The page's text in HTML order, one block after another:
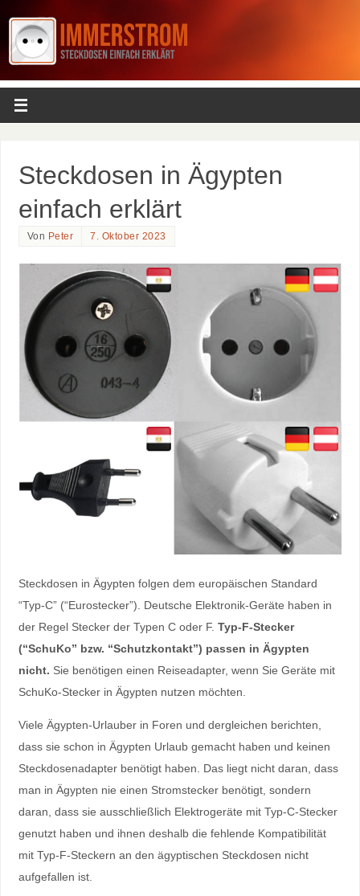
Steckdosen in Ägypten
einfach erklärt
Von Peter 7. Oktober 2023
Steckdosen in Ägypten folgen dem europäischen Standard
“Typ-C” (“Eurostecker”). Deutsche Elektronik-Geräte haben in
der Regel Stecker der Typen C oder F. Typ-F-Stecker
(“SchuKo” bzw. “Schutzkontakt”) passen in Ägypten
nicht. Sie benötigen einen Reiseadapter, wenn Sie Geräte mit
SchuKo-Stecker in Ägypten nutzen möchten.
Viele Ägypten-Urlauber in Foren und dergleichen berichten,
dass sie schon in Ägypten Urlaub gemacht haben und keinen
Steckdosenadapter benötigt haben. Das liegt nicht daran, dass
man in Ägypten nie einen Stromstecker benötigt, sondern
daran, dass sie ausschließlich Elektrogeräte mit Typ-C-Stecker
genutzt haben und ihnen deshalb die fehlende Kompatibilität
mit Typ-F-Steckern an den ägyptischen Steckdosen nicht
aufgefallen ist.